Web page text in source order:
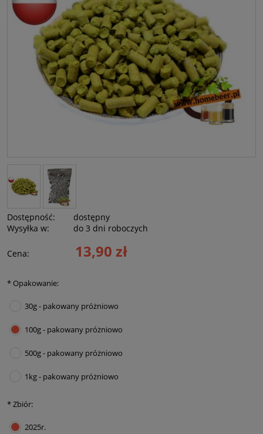
Dostępność:
dostępny
Wysyłka w:
do 3 dni roboczych
Cena: 13,90 zł
*Opakowanie:
30g - pakowany próżniowo
100g - pakowany próżniowo
500g - pakowany próżniowo
1kg - pakowany próżniowo
*Zbiór:
2025r.